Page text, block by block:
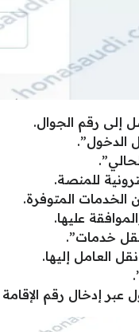
إلى رقم الجوال.
الدخول”.
للمنصة.
الخدمات المتوفرة.
عليها.
خدمات”.
العامل إليها.
عبر إدخال رقم